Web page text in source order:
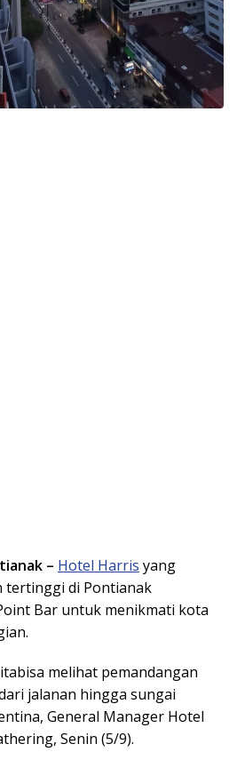
– Hotel Harris yang
tertinggi di Pontianak
Bar untuk menikmati kota
melihat pemandangan
jalanan hingga sungai
General Manager Hotel
Senin (5/9).